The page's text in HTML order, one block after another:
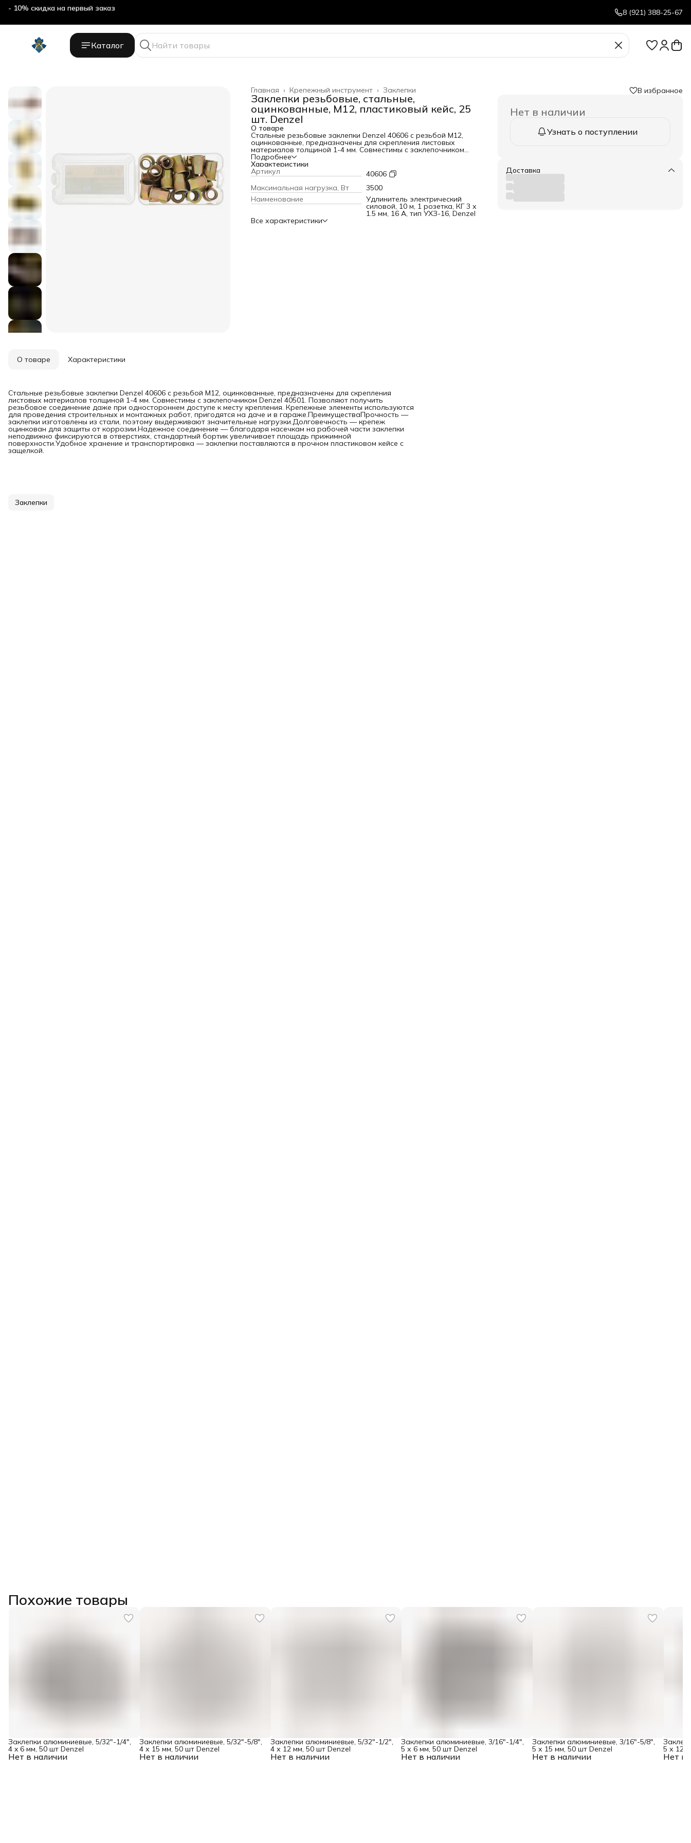
- 10% скидка на первый заказ 8 (921) 388-25-67
Каталог
Заклепки
Крепежный инструмент ›
Главная ›
Заклепки резьбовые, стальные,
оцинкованные, М12, пластиковый кейс, 25
шт. Denzel
О товаре
Стальные резьбовые заклепки Denzel 40606 с резьбой M12,
оцинкованные, предназначены для скрепления листовых
материалов толщиной 1-4 мм. Совместимы с заклепочником
Denzel 40501. Позволяют получить резьбовое соединение
даже при одностороннем доступе к месту крепления.
Крепежные элементы используются для проведения
строительных и монтажных работ, пригодятся на даче и в
гараже.ПреимуществаПрочность — заклепки изготовлены из
стали, поэтому выдерживают значительные
нагрузки.Долговечность — крепеж оцинкован для защиты от
коррозии.Надежное соединение — благодаря насечкам на
рабочей части заклепки неподвижно фиксируются в
отверстиях, стандартный бортик увеличивает площадь
Подробнее
Характеристики
Артикул
40606
Максимальная нагрузка, Вт
3500
Наименование
Удлинитель электрический
силовой, 10 м, 1 розетка, КГ 3 х
1.5 мм, 16 А, тип УХЗ-16, Denzel
Все характеристики
В избранное
Нет в наличии
Узнать о поступлении
Доставка
О товаре Характеристики
Стальные резьбовые заклепки Denzel 40606 с резьбой M12, оцинкованные, предназначены для скрепления
листовых материалов толщиной 1-4 мм. Совместимы с заклепочником Denzel 40501. Позволяют получить
резьбовое соединение даже при одностороннем доступе к месту крепления. Крепежные элементы используются
для проведения строительных и монтажных работ, пригодятся на даче и в гараже.ПреимуществаПрочность —
заклепки изготовлены из стали, поэтому выдерживают значительные нагрузки.Долговечность — крепеж
оцинкован для защиты от коррозии.Надежное соединение — благодаря насечкам на рабочей части заклепки
неподвижно фиксируются в отверстиях, стандартный бортик увеличивает площадь прижимной
поверхности.Удобное хранение и транспортировка — заклепки поставляются в прочном пластиковом кейсе с
защелкой.
Заклепки
Похожие товары
Нет в наличии
Заклепки алюминиевые, 5/32"-1/4",
4 x 6 мм, 50 шт Denzel
Нет в наличии
Заклепки алюминиевые, 5/32"-5/8",
4 х 15 мм, 50 шт Denzel
Нет в наличии
Заклепки алюминиевые, 5/32"-1/2",
4 х 12 мм, 50 шт Denzel
Нет в наличии
Заклепки алюминиевые, 3/16"-1/4",
5 х 6 мм, 50 шт Denzel
Нет в наличии
Заклепки алюминиевые, 3/16"-5/8",
5 х 15 мм, 50 шт Denzel
Нет в
5 х 12